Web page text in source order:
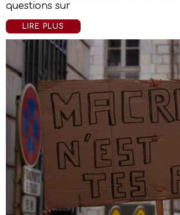
questions sur
LIRE PLUS